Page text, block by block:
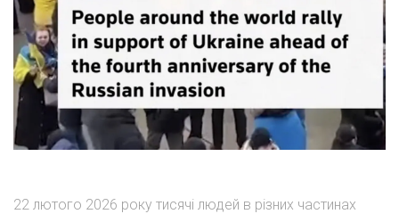
22 лютого 2026 року тисячі людей в різних частинах